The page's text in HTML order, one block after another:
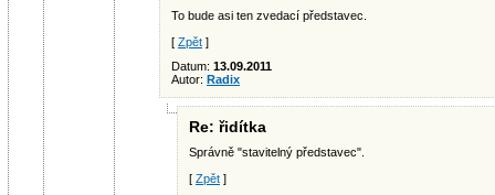
To bude asi ten zvedací představec.
[ Zpět ]
Datum: 13.09.2011
Autor: Radix
Re: řidítka
Správně "stavitelný představec".
[ Zpět ]